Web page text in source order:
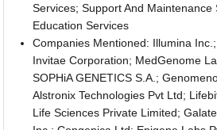
Services; Support And Maintenance
Education Services
Companies Mentioned: Illumina
Invitae Corporation; MedGenome
SOPHiA GENETICS S.A.;
Alstronix Technologies Pvt Ltd;
Life Sciences Private Limited;